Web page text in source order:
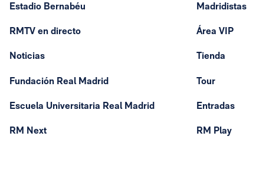
Estadio Bernabéu
RMTV en directo
Noticias
Fundación Real Madrid
Escuela Universitaria Real Madrid
RM Next
Madridistas
Área VIP
Tienda
Tour
Entradas
RM Play